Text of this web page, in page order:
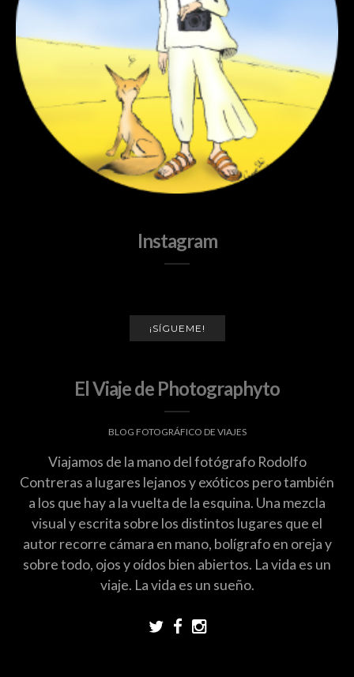
Instagram
¡SÍGUEME!
El Viaje de Photographyto
BLOG FOTOGRÁFICO DE VIAJES
Viajamos de la mano del fotógrafo Rodolfo
Contreras a lugares lejanos y exóticos pero también
a los que hay a la vuelta de la esquina. Una mezcla
visual y escrita sobre los distintos lugares que el
autor recorre cámara en mano, bolígrafo en oreja y
sobre todo, ojos y oídos bien abiertos. La vida es un
viaje. La vida es un sueño.